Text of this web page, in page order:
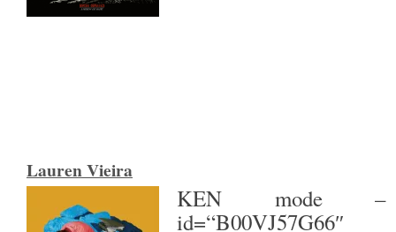
Lauren Vieira
KEN mode–
id=“B00VJ57G66″